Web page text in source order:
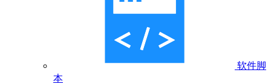
软件脚
本